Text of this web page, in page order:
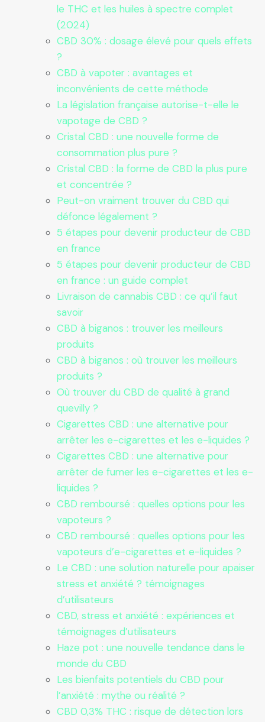
le THC et les huiles à spectre complet
(2024)
CBD 30% : dosage élevé pour quels effets
?
CBD à vapoter : avantages et
inconvénients de cette méthode
La législation française autorise-t-elle le
vapotage de CBD ?
Cristal CBD : une nouvelle forme de
consommation plus pure ?
Cristal CBD : la forme de CBD la plus pure
et concentrée ?
Peut-on vraiment trouver du CBD qui
défonce légalement ?
5 étapes pour devenir producteur de CBD
en france
5 étapes pour devenir producteur de CBD
en france : un guide complet
Livraison de cannabis CBD : ce qu’il faut
savoir
CBD à biganos : trouver les meilleurs
produits
CBD à biganos : où trouver les meilleurs
produits ?
Où trouver du CBD de qualité à grand
quevilly ?
Cigarettes CBD : une alternative pour
arrêter les e-cigarettes et les e-liquides ?
Cigarettes CBD : une alternative pour
arrêter de fumer les e-cigarettes et les e-
liquides ?
CBD remboursé : quelles options pour les
vapoteurs ?
CBD remboursé : quelles options pour les
vapoteurs d’e-cigarettes et e-liquides ?
Le CBD : une solution naturelle pour apaiser
stress et anxiété ? témoignages
d’utilisateurs
CBD, stress et anxiété : expériences et
témoignages d’utilisateurs
Haze pot : une nouvelle tendance dans le
monde du CBD
Les bienfaits potentiels du CBD pour
l’anxiété : mythe ou réalité ?
CBD 0,3% THC : risque de détection lors